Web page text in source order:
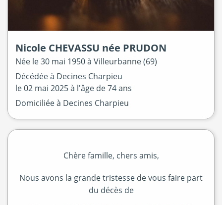
Nicole CHEVASSU née PRUDON
Née le30 mai 1950 à Villeurbanne (69)
Décédée à Decines Charpieu
le02 mai 2025à l'âge de 74 ans
Domiciliée à Decines Charpieu
Chère famille, chers amis,
Nous avons la grande tristesse de vous faire part
du décès de